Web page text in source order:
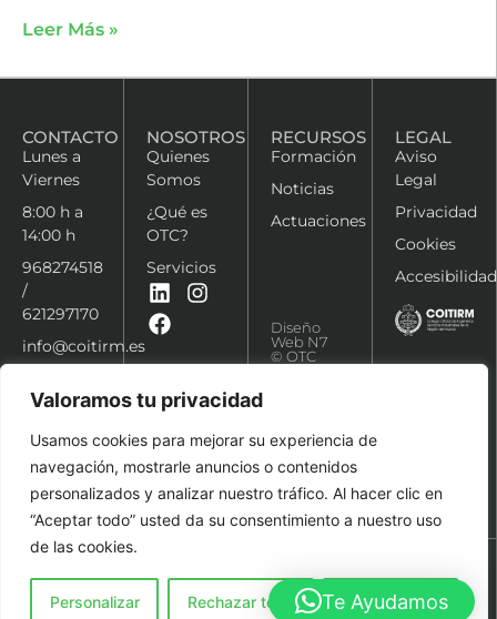
Valoramos tu privacidad
Usamos cookies para mejorar su experiencia de
navegación, mostrarle anuncios o contenidos
personalizados y analizar nuestro tráfico. Al hacer clic en
“Aceptar todo” usted da su consentimiento a nuestro uso
de las cookies.
Personalizar Rechazar todo Aceptar todo
Leer Más »
CONTACTO
Lunes a
Viernes
8:00 h a
14:00 h
968274518
/
621297170
info@coitirm.es
NOSOTROS
Quienes
Somos
¿Qué es
OTC?
Servicios
RECURSOS
Formación
Noticias
Actuaciones
Diseño
Web N7
© OTC
LEGAL
Aviso
Legal
Privacidad
Cookies
Accesibilidad
Te Ayudamos